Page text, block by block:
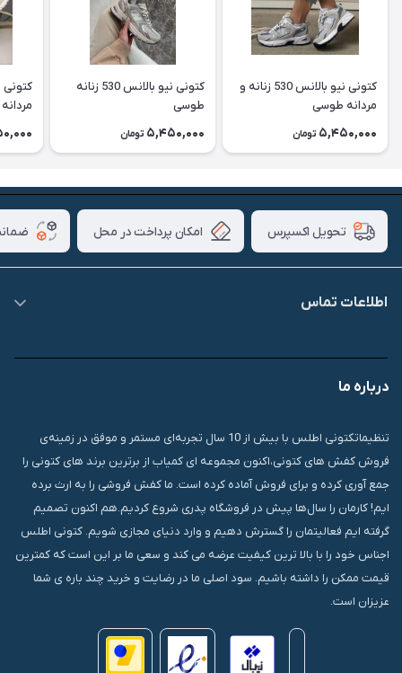
کتونی نیو بالانس 530 زنانه و
مردانه طوسی
5,450,000 تومان
کتونی نیو بالانس 530 زنانه
طوسی
5,450,000 تومان
تحویل اکسپرس امکان پرداخت در محل
اطلاعات تماس
درباره ما
تنظیماتکتونی اطلس با بیش از 10 سال تجربه‌ای مستمر و موفق در زمینه‌ی
فروش کفش های کتونی،اکنون مجموعه ای کمیاب از برترین برند های کتونی را
جمع آوری کرده و برای فروش آماده کرده است. ما کفش فروشی را به ارث برده
ایم! کارمان را سال‌ها پیش در فروشگاه پدری شروع کردیم.هم اکنون تصمیم
گرفته ایم فعالیتمان را گسترش دهیم و وارد دنیای مجازی شویم. کتونی اطلس
اجناس خود را با بالا ترین کیفیت عرضه می کند و سعی ما بر این است که کمترین
قیمت ممکن را داشته باشیم. سود اصلی ما در رضایت و خرید چند باره ی شما
عزیزان است.